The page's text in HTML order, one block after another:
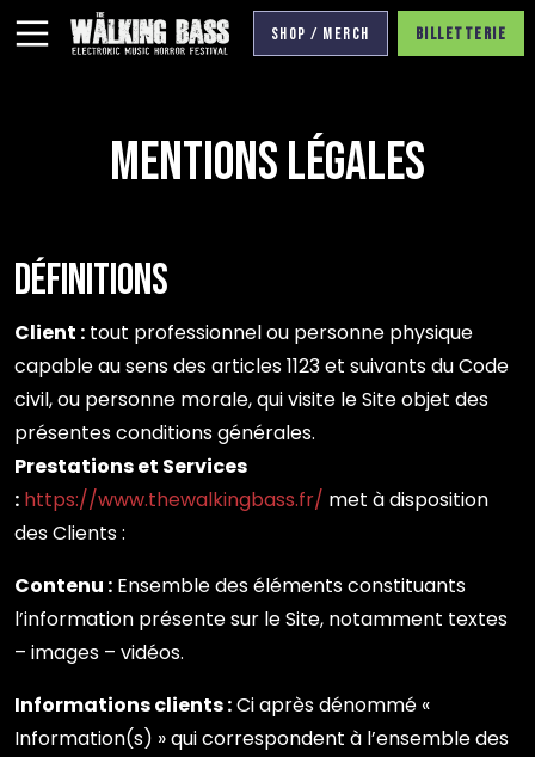
Panneau de gestion des cookies
Shop / Merch Billetterie
Mentions légales
Définitions
Client : tout professionnel ou personne physique
capable au sens des articles 1123 et suivants du Code
civil, ou personne morale, qui visite le Site objet des
présentes conditions générales.
Prestations et Services
: https://www.thewalkingbass.fr/ met à disposition
des Clients :
Contenu : Ensemble des éléments constituants
l’information présente sur le Site, notamment textes
– images – vidéos.
Informations clients :Ci après dénommé «
Information(s) » qui correspondent à l’ensemble des